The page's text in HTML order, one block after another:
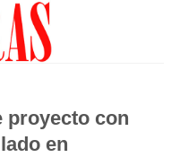
proyecto con
en